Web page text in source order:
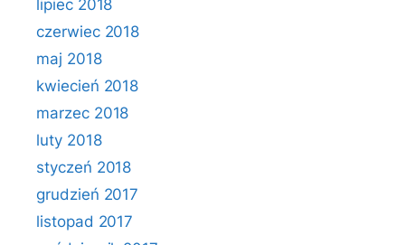
lipiec 2018
czerwiec 2018
maj 2018
kwiecień 2018
marzec 2018
luty 2018
styczeń 2018
grudzień 2017
listopad 2017